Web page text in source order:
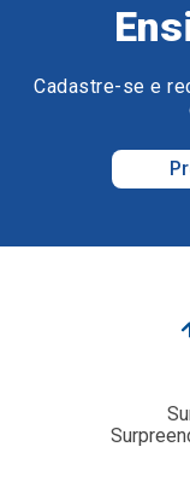
Cadastre-se e